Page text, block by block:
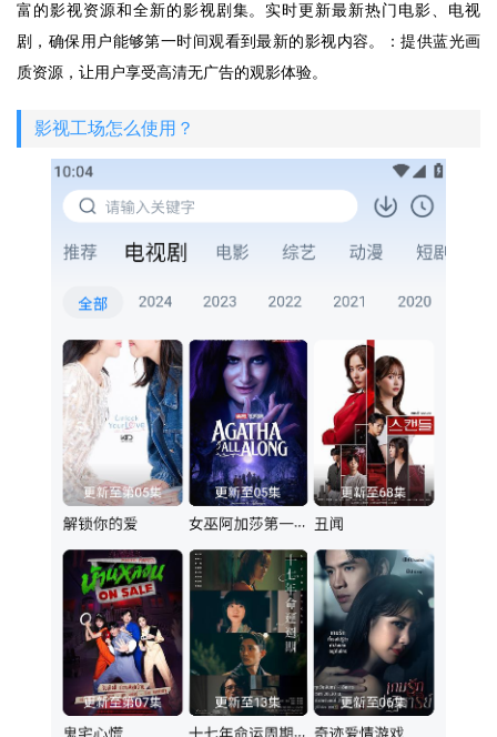
富的影视资源和全新的影视剧集。实时更新最新热门电影、电视
剧，确保用户能够第一时间观看到最新的影视内容。：提供蓝光画
质资源，让用户享受高清无广告的观影体验。
影视工场怎么使用？